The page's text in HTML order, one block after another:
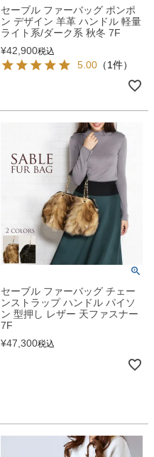
セーブル ファーバッグ ポンポ
ン デザイン 羊革 ハンドル 軽量
ライト系/ダーク系 秋冬 7F
¥42,900税込
5.00 （1件）
セーブル ファーバッグ チェー
ンストラップ ハンドル パイソ
ン 型押し レザー 天ファスナー
7F
¥47,300税込